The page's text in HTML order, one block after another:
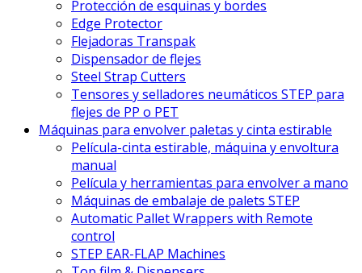
Protección de esquinas y bordes
Edge Protector
Flejadoras Transpak
Dispensador de flejes
Steel Strap Cutters
Tensores y selladores neumáticos STEP para
flejes de PP o PET
Máquinas para envolver paletas y cinta estirable
Película-cinta estirable, máquina y envoltura
manual
Película y herramientas para envolver a mano
Máquinas de embalaje de palets STEP
Automatic Pallet Wrappers with Remote
control
STEP EAR-FLAP Machines